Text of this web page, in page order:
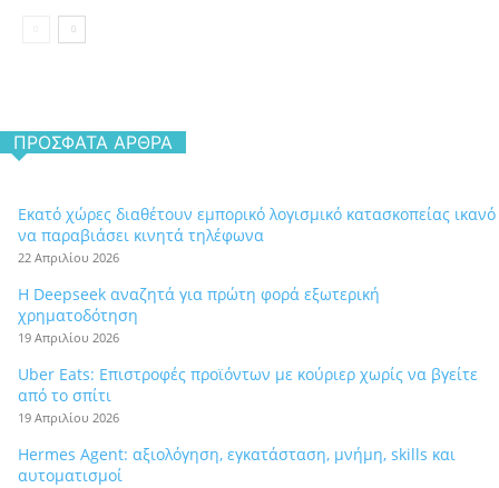
ΠΡΌΣΦΑΤΑ ΆΡΘΡΑ
Εκατό χώρες διαθέτουν εμπορικό λογισμικό κατασκοπείας ικανό
να παραβιάσει κινητά τηλέφωνα
22 Απριλίου 2026
Η Deepseek αναζητά για πρώτη φορά εξωτερική
χρηματοδότηση
19 Απριλίου 2026
Uber Eats: Επιστροφές προϊόντων με κούριερ χωρίς να βγείτε
από το σπίτι
19 Απριλίου 2026
Hermes Agent: αξιολόγηση, εγκατάσταση, μνήμη, skills και
αυτοματισμοί